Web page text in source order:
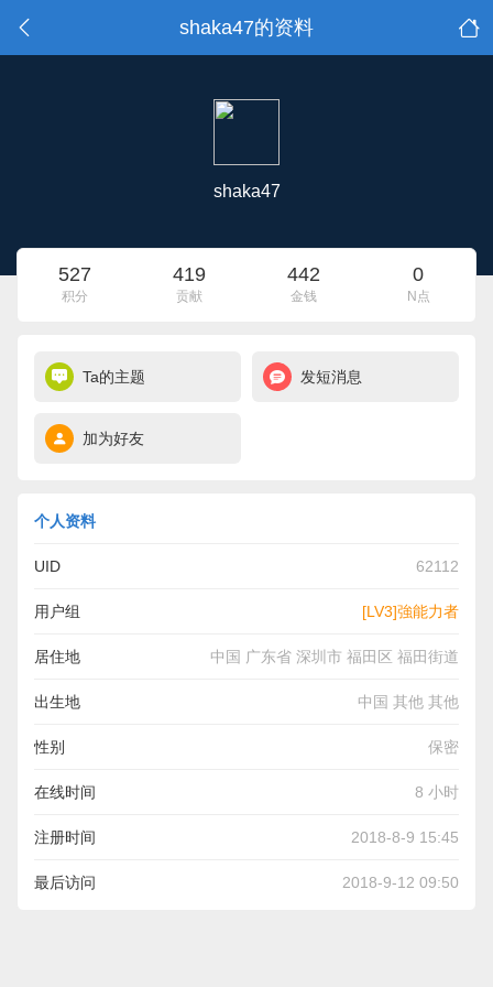
shaka47的资料
shaka47
527
积分
419
贡献
442
金钱
0
N点
Ta的主题 发短消息
加为好友
个人资料
UID 62112
用户组 [LV3]強能力者
居住地 中国 广东省 深圳市 福田区 福田街道
出生地 中国 其他 其他
性别 保密
在线时间 8 小时
注册时间 2018-8-9 15:45
最后访问 2018-9-12 09:50